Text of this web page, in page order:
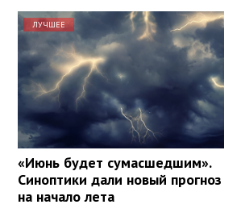
ЛУЧШЕЕ
«Июнь будет сумасшедшим».
Синоптики дали новый прогноз
на начало лета